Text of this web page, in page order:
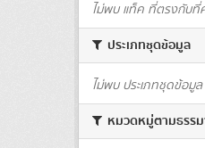
ไม่พบ แท็ค ที่ตรงกับที่
ประเภทชุดข้อมูล
ไม่พบ ประเภทชุดข้อมู
หมวดหมู่ตามธรร